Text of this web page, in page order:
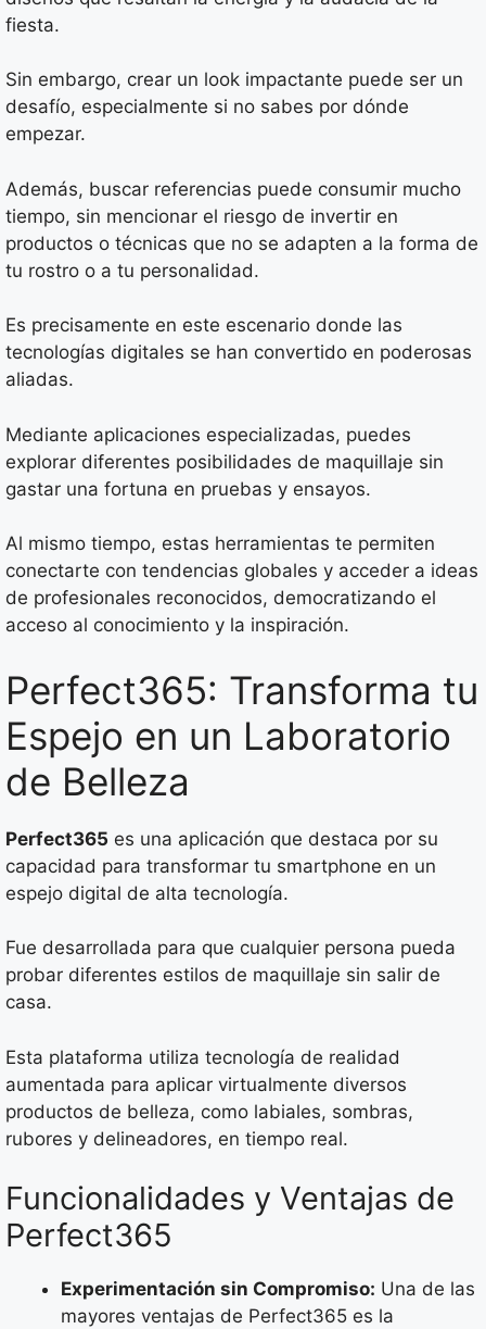
fiesta.
Sin embargo, crear un look impactante puede ser un
desafío, especialmente si no sabes por dónde
empezar.
Además, buscar referencias puede consumir mucho
tiempo, sin mencionar el riesgo de invertir en
productos o técnicas que no se adapten a la forma de
tu rostro o a tu personalidad.
Es precisamente en este escenario donde las
tecnologías digitales se han convertido en poderosas
aliadas.
Mediante aplicaciones especializadas, puedes
explorar diferentes posibilidades de maquillaje sin
gastar una fortuna en pruebas y ensayos.
Al mismo tiempo, estas herramientas te permiten
conectarte con tendencias globales y acceder a ideas
de profesionales reconocidos, democratizando el
acceso al conocimiento y la inspiración.
Perfect365: Transforma tu
Espejo en un Laboratorio
de Belleza
Perfect365 es una aplicación que destaca por su
capacidad para transformar tu smartphone en un
espejo digital de alta tecnología.
Fue desarrollada para que cualquier persona pueda
probar diferentes estilos de maquillaje sin salir de
casa.
Esta plataforma utiliza tecnología de realidad
aumentada para aplicar virtualmente diversos
productos de belleza, como labiales, sombras,
rubores y delineadores, en tiempo real.
Funcionalidades y Ventajas de
Perfect365
Experimentación sin Compromiso: Una de las
mayores ventajas de Perfect365 es la